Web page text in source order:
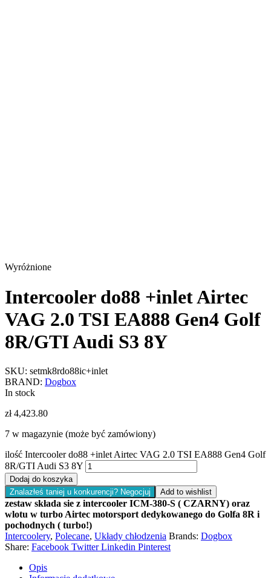
Wyróżnione
Intercooler do88 +inlet Airtec
VAG 2.0 TSI EA888 Gen4 Golf
8R/GTI Audi S3 8Y
SKU: setmk8rdo88ic+inlet
BRAND: Dogbox
In stock
zł4,423.80
7 w magazynie (może być zamówiony)
ilość Intercooler do88 +inlet Airtec VAG 2.0 TSI EA888 Gen4 Golf
8R/GTI Audi S3 8Y
Dodaj do koszyka
Znalazłeś taniej u konkurencji? Negocjuj
Add to wishlist
zestaw składa sie z intercooler ICM-380-S ( CZARNY) oraz
wlotu w turbo Airtec motorsport dedykowanego do Golfa 8R i
pochodnych ( turbo!)
Intercoolery, Polecane, Układy chłodzenia Brands: Dogbox
Share: Facebook Twitter Linkedin Pinterest
Opis